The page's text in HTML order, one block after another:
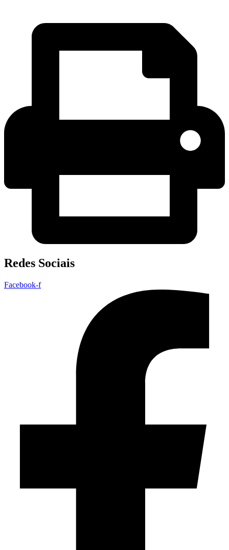
Redes Sociais
Facebook-f